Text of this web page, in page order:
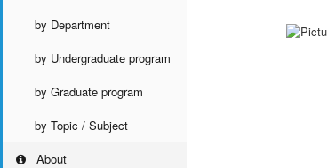
by Department
by Undergraduate program
by Graduate program
by Topic / Subject
About